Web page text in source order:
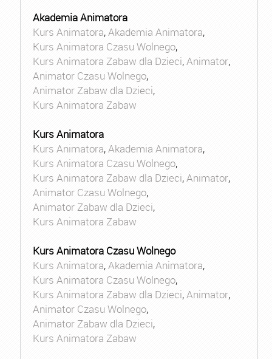
Akademia Animatora
Kurs Animatora,Akademia Animatora,
Kurs Animatora Czasu Wolnego,
Kurs Animatora Zabaw dla Dzieci,Animator,
Animator Czasu Wolnego,
Animator Zabaw dla Dzieci,
Kurs Animatora Zabaw
Kurs Animatora
Kurs Animatora,Akademia Animatora,
Kurs Animatora Czasu Wolnego,
Kurs Animatora Zabaw dla Dzieci,Animator,
Animator Czasu Wolnego,
Animator Zabaw dla Dzieci,
Kurs Animatora Zabaw
Kurs Animatora Czasu Wolnego
Kurs Animatora,Akademia Animatora,
Kurs Animatora Czasu Wolnego,
Kurs Animatora Zabaw dla Dzieci,Animator,
Animator Czasu Wolnego,
Animator Zabaw dla Dzieci,
Kurs Animatora Zabaw